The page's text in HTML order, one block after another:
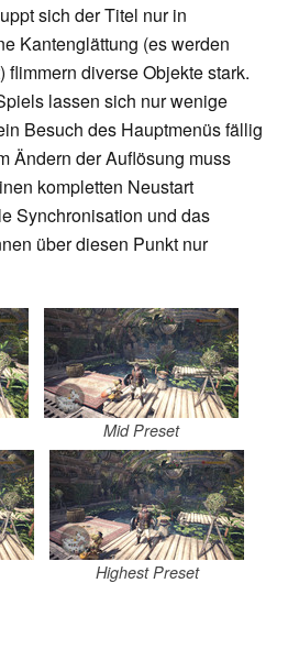
sich der Titel nur in
Kantenglättung (es werden
flimmern diverse Objekte stark.
lassen sich nur wenige
Besuch des Hauptmenüs fällig
Ändern der Auflösung muss
kompletten Neustart
Synchronisation und das
über diesen Punkt nur
Mid Preset
Highest Preset